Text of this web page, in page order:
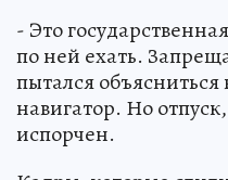
- Это
по ней ехать.
пытался
навигатор. Но
испорчен.